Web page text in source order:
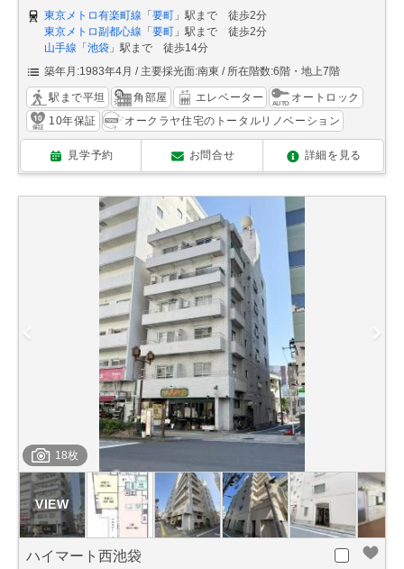
東京メトロ有楽町線 「 要町 」駅まで 徒歩2分
東京メトロ副都心線 「 要町 」駅まで 徒歩2分
山手線 「 池袋 」駅まで 徒歩14分
築年月:1983年4月
主要採光面:南東 所在階数:6階・地上7階
駅まで平坦 角部屋 エレベーター
オートロック
10年保証
オークラヤ住宅のトータルリノベーション
見学予約 お問合せ 詳細を見る
18枚
ハイマート西池袋